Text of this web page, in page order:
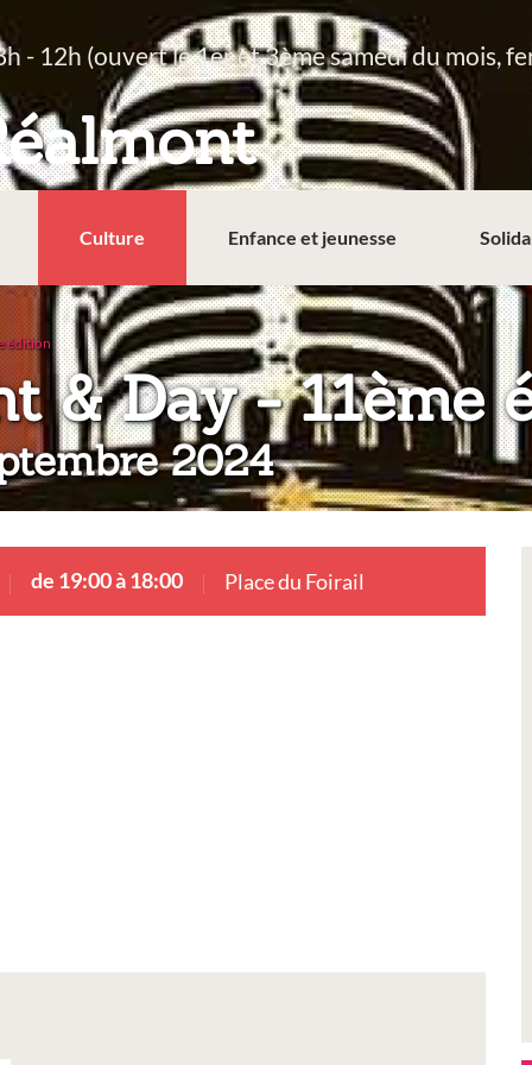
- 12h (ouvert le 1er et 3ème samedi du mois,
Culture Enfance et jeunesse
édition
& Day - 11ème
2024
de 19:00 à 18:00 Place du Foirail